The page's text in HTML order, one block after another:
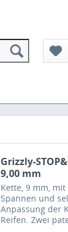
Grizzly-
9,00 mm
Kette, 9 mm,
Spannen und
Anpassung der
Reifen. Zwei